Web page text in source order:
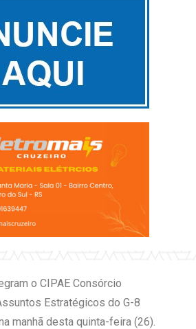
o CIPAE Consórcio
Estratégicos do G-8
manhã desta quinta-feira (26).